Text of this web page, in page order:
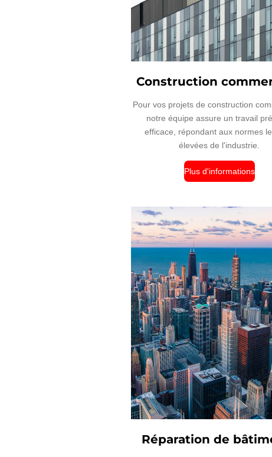
Construction
Pour vos projets de construction
notre équipe assure un travail
efficace, répondant aux normes
élevées de l'industrie.
Plus d'informations
Réparation de